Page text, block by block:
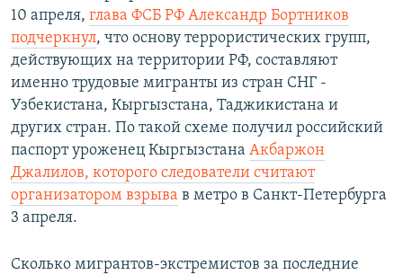
10 апреля, глава ФСБ РФ Александр Бортников
подчеркнул, что основу террористических групп,
действующих на территории РФ, составляют
именно трудовые мигранты из стран СНГ -
Узбекистана, Кыргызстана, Таджикистана и
других стран. По такой схеме получил российский
паспорт уроженец Кыргызстана Акбаржон
Джалилов, которого следователи считают
организатором взрыва в метро в Санкт-Петербурга
3 апреля.
Сколько мигрантов-экстремистов за последние